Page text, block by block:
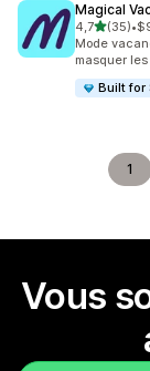
Magical
4,7étoile(s)
(35)
35 avis au
•
Mode
masquer les
Built for
1
Vous